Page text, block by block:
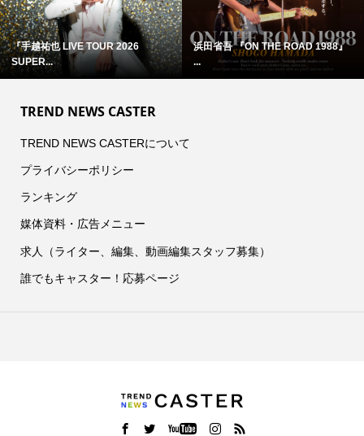
『手越祐也 LIVE TOUR 2026
SUPER...
浜田省吾 『ON THE ROAD 1988』
...
TREND NEWS CASTER
TREND NEWS CASTERについて
プライバシーポリシー
ランキング
媒体資料・広告メニュー
求人（ライター、編集、動画編集スタッフ募集）
誰でもキャスター！応募ページ